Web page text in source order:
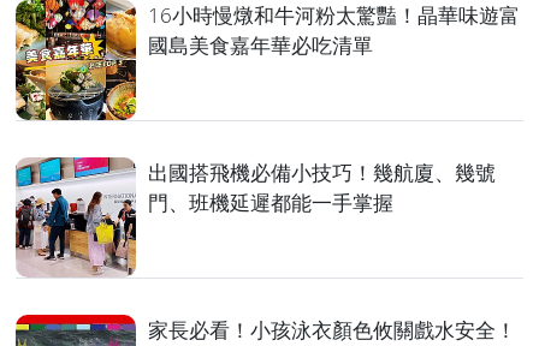
16小時慢燉和牛河粉太驚豔！晶華味遊富
國島美食嘉年華必吃清單
出國搭飛機必備小技巧！幾航廈、幾號
門、班機延遲都能一手掌握
家長必看！小孩泳衣顏色攸關戲水安全！